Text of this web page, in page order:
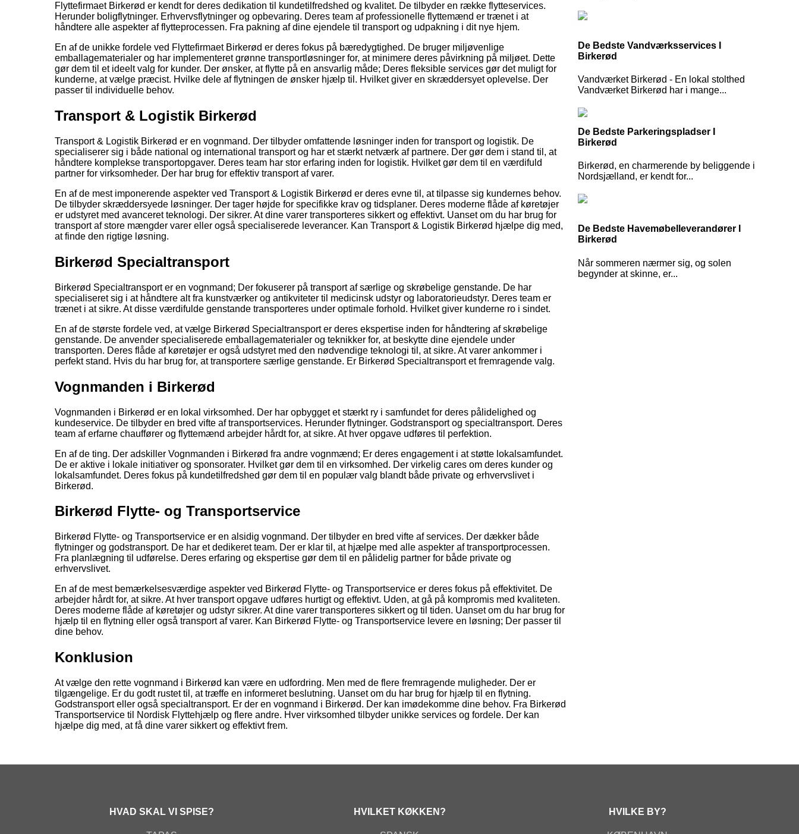
Flyttefirmaet Birkerød er kendt for deres dedikation til kundetilfredshed og kvalitet. De tilbyder en række flytteservices.
Herunder boligflytninger. Erhvervsflytninger og opbevaring. Deres team af professionelle flyttemænd er trænet i at
håndtere alle aspekter af flytteprocessen. Fra pakning af dine ejendele til transport og udpakning i dit nye hjem.
En af de unikke fordele ved Flyttefirmaet Birkerød er deres fokus på bæredygtighed. De bruger miljøvenlige
emballagematerialer og har implementeret grønne transportløsninger for, at minimere deres påvirkning på miljøet. Dette
gør dem til et ideelt valg for kunder. Der ønsker, at flytte på en ansvarlig måde; Deres fleksible services gør det muligt for
kunderne, at vælge præcist. Hvilke dele af flytningen de ønsker hjælp til. Hvilket giver en skræddersyet oplevelse. Der
passer til individuelle behov.
Transport & Logistik Birkerød
Transport & Logistik Birkerød er en vognmand. Der tilbyder omfattende løsninger inden for transport og logistik. De
specialiserer sig i både national og international transport og har et stærkt netværk af partnere. Der gør dem i stand til, at
håndtere komplekse transportopgaver. Deres team har stor erfaring inden for logistik. Hvilket gør dem til en værdifuld
partner for virksomheder. Der har brug for effektiv transport af varer.
En af de mest imponerende aspekter ved Transport & Logistik Birkerød er deres evne til, at tilpasse sig kundernes behov.
De tilbyder skræddersyede løsninger. Der tager højde for specifikke krav og tidsplaner. Deres moderne flåde af køretøjer
er udstyret med avanceret teknologi. Der sikrer. At dine varer transporteres sikkert og effektivt. Uanset om du har brug for
transport af store mængder varer eller også specialiserede leverancer. Kan Transport & Logistik Birkerød hjælpe dig med,
at finde den rigtige løsning.
Birkerød Specialtransport
Birkerød Specialtransport er en vognmand; Der fokuserer på transport af særlige og skrøbelige genstande. De har
specialiseret sig i at håndtere alt fra kunstværker og antikviteter til medicinsk udstyr og laboratorieudstyr. Deres team er
trænet i at sikre. At disse værdifulde genstande transporteres under optimale forhold. Hvilket giver kunderne ro i sindet.
En af de største fordele ved, at vælge Birkerød Specialtransport er deres ekspertise inden for håndtering af skrøbelige
genstande. De anvender specialiserede emballagematerialer og teknikker for, at beskytte dine ejendele under
transporten. Deres flåde af køretøjer er også udstyret med den nødvendige teknologi til, at sikre. At varer ankommer i
perfekt stand. Hvis du har brug for, at transportere særlige genstande. Er Birkerød Specialtransport et fremragende valg.
Vognmanden i Birkerød
Vognmanden i Birkerød er en lokal virksomhed. Der har opbygget et stærkt ry i samfundet for deres pålidelighed og
kundeservice. De tilbyder en bred vifte af transportservices. Herunder flytninger. Godstransport og specialtransport. Deres
team af erfarne chauffører og flyttemænd arbejder hårdt for, at sikre. At hver opgave udføres til perfektion.
En af de ting. Der adskiller Vognmanden i Birkerød fra andre vognmænd; Er deres engagement i at støtte lokalsamfundet.
De er aktive i lokale initiativer og sponsorater. Hvilket gør dem til en virksomhed. Der virkelig cares om deres kunder og
lokalsamfundet. Deres fokus på kundetilfredshed gør dem til en populær valg blandt både private og erhvervslivet i
Birkerød.
Birkerød Flytte- og Transportservice
Birkerød Flytte- og Transportservice er en alsidig vognmand. Der tilbyder en bred vifte af services. Der dækker både
flytninger og godstransport. De har et dedikeret team. Der er klar til, at hjælpe med alle aspekter af transportprocessen.
Fra planlægning til udførelse. Deres erfaring og ekspertise gør dem til en pålidelig partner for både private og
erhvervslivet.
En af de mest bemærkelsesværdige aspekter ved Birkerød Flytte- og Transportservice er deres fokus på effektivitet. De
arbejder hårdt for, at sikre. At hver transport opgave udføres hurtigt og effektivt. Uden, at gå på kompromis med kvaliteten.
Deres moderne flåde af køretøjer og udstyr sikrer. At dine varer transporteres sikkert og til tiden. Uanset om du har brug for
hjælp til en flytning eller også transport af varer. Kan Birkerød Flytte- og Transportservice levere en løsning; Der passer til
dine behov.
Konklusion
At vælge den rette vognmand i Birkerød kan være en udfordring. Men med de flere fremragende muligheder. Der er
tilgængelige. Er du godt rustet til, at træffe en informeret beslutning. Uanset om du har brug for hjælp til en flytning.
Godstransport eller også specialtransport. Er der en vognmand i Birkerød. Der kan imødekomme dine behov. Fra Birkerød
Transportservice til Nordisk Flyttehjælp og flere andre. Hver virksomhed tilbyder unikke services og fordele. Der kan
hjælpe dig med, at få dine varer sikkert og effektivt frem.
De Bedste Vandværksservices I
Birkerød
Vandværket Birkerød - En lokal stolthed
Vandværket Birkerød har i mange...
De Bedste Parkeringspladser I
Birkerød
Birkerød, en charmerende by beliggende i
Nordsjælland, er kendt for...
De Bedste Havemøbelleverandører I
Birkerød
Når sommeren nærmer sig, og solen
begynder at skinne, er...
HVAD SKAL VI SPISE? HVILKET KØKKEN? HVILKE BY?